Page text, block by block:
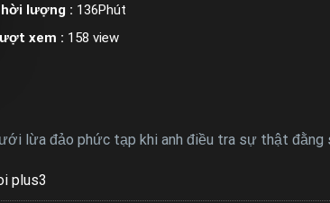
lượng : 136Phút
xem : 158 view
lừa đảo phức tạp khi anh điều tra sự thật
plus3